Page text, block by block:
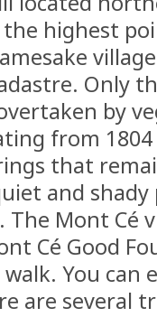
highest
Only
by
from
that
and shady
The Mont Cé
Cé Good
You can
are several